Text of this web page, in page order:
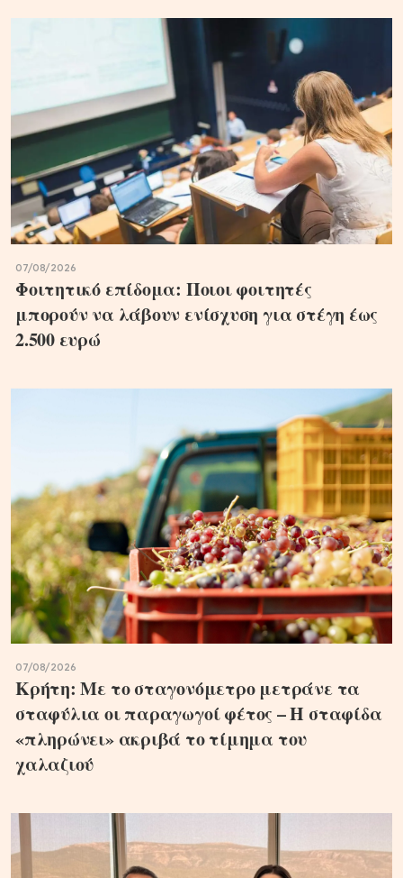
07/08/2026
Φοιτητικό επίδομα: Ποιοι φοιτητές
μπορούν να λάβουν ενίσχυση για στέγη έως
2.500 ευρώ
07/08/2026
Κρήτη: Με το σταγονόμετρο μετράνε τα
σταφύλια οι παραγωγοί φέτος – Η σταφίδα
«πληρώνει» ακριβά το τίμημα του
χαλαζιού